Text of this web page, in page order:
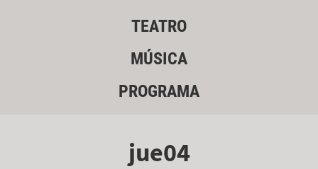
TEATRO
MÚSICA
PROGRAMA
jue04